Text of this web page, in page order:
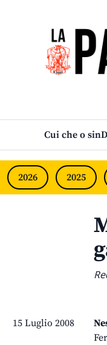
Cui che o sin
2026 2025
15 Luglio 2008